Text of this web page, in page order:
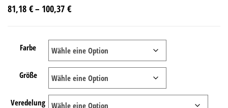
81,18 €– 100,37 €
Farbe
Größe
Veredelung